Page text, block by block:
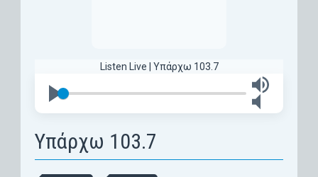
Listen Live | Υπάρχω 103.7
Υπάρχω 103.7